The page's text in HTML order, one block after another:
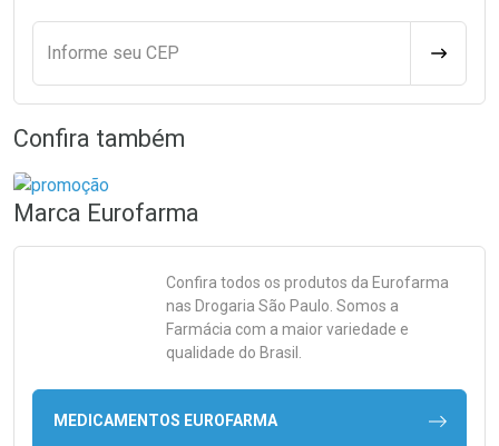
Informe seu CEP
Confira também
Marca Eurofarma
Confira todos os produtos da Eurofarma
nas Drogaria São Paulo. Somos a
Farmácia com a maior variedade e
qualidade do Brasil.
MEDICAMENTOS EUROFARMA